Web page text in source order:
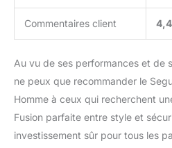
Commentaires client
Au vu de ses performances et de
ne peux que recommander le
Homme à ceux qui recherchent
Fusion parfaite entre style et
investissement sûr pour tous les